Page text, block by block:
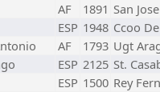
AF 1891 San Jose
ESP 1948 Ccoo
AF 1793 Ugt
ESP 2125 St.
ESP 1500 Rey